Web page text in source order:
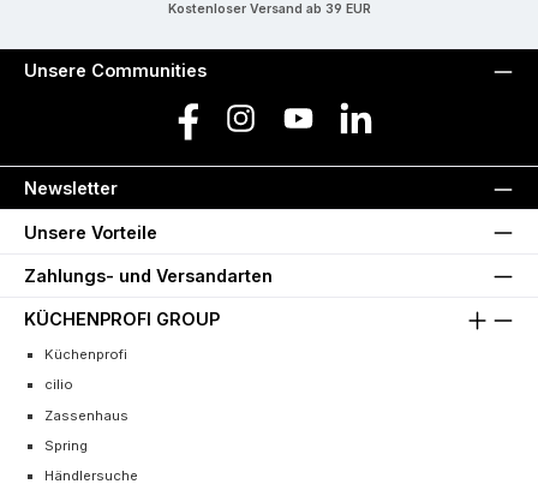
Kostenloser Versand ab 39 EUR
Unsere Communities
Facebook Instagram YouTube LinkedIn
Newsletter
Unsere Vorteile
Zahlungs- und Versandarten
KÜCHENPROFI GROUP
Küchenprofi
cilio
Zassenhaus
Spring
Händlersuche